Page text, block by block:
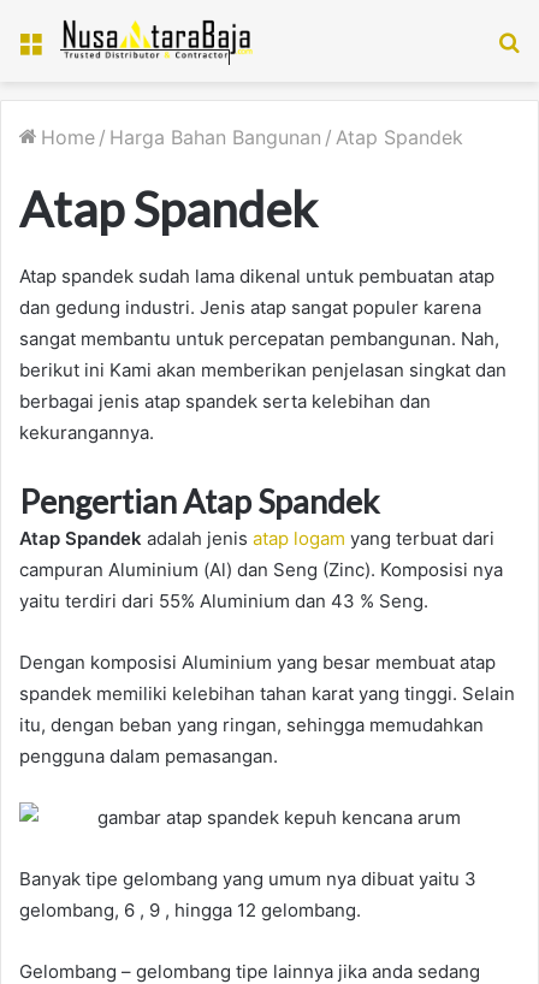
Menu
Home / Harga Bahan Bangunan / Atap Spandek
Atap Spandek
Atap spandek sudah lama dikenal untuk pembuatan atap
dan gedung industri. Jenis atap sangat populer karena
sangat membantu untuk percepatan pembangunan. Nah,
berikut ini Kami akan memberikan penjelasan singkat dan
berbagai jenis atap spandek serta kelebihan dan
kekurangannya.
Pengertian Atap Spandek
Atap Spandek adalah jenis atap logam yang terbuat dari
campuran Aluminium (Al) dan Seng (Zinc). Komposisi nya
yaitu terdiri dari 55% Aluminium dan 43 % Seng.
Dengan komposisi Aluminium yang besar membuat atap
spandek memiliki kelebihan tahan karat yang tinggi. Selain
itu, dengan beban yang ringan, sehingga memudahkan
pengguna dalam pemasangan.
Banyak tipe gelombang yang umum nya dibuat yaitu 3
gelombang, 6 , 9 , hingga 12 gelombang.
Gelombang – gelombang tipe lainnya jika anda sedang